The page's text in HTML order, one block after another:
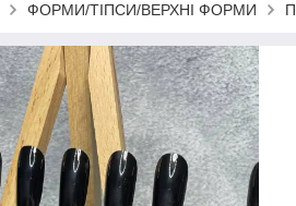
ФОРМИ/ТІПСИ/ВЕРХНІ ФОРМИ